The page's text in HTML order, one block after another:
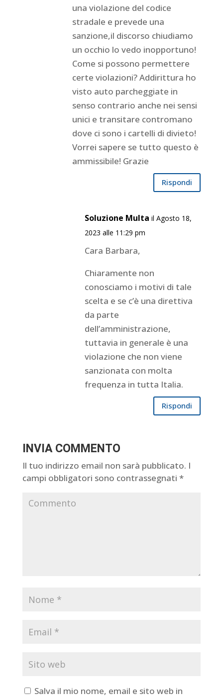
una violazione del codice
stradale e prevede una
sanzione,il discorso chiudiamo
un occhio lo vedo inopportuno!
Come si possono permettere
certe violazioni? Addirittura ho
visto auto parcheggiate in
senso contrario anche nei sensi
unici e transitare contromano
dove ci sono i cartelli di divieto!
Vorrei sapere se tutto questo è
ammissibile! Grazie
Rispondi
Soluzione Multa il Agosto 18,
2023 alle 11:29 pm
Cara Barbara,
Chiaramente non
conosciamo i motivi di tale
scelta e se c’è una direttiva
da parte
dell’amministrazione,
tuttavia in generale è una
violazione che non viene
sanzionata con molta
frequenza in tutta Italia.
Rispondi
INVIA COMMENTO
Il tuo indirizzo email non sarà pubblicato. I
campi obbligatori sono contrassegnati *
Salva il mio nome, email e sito web in